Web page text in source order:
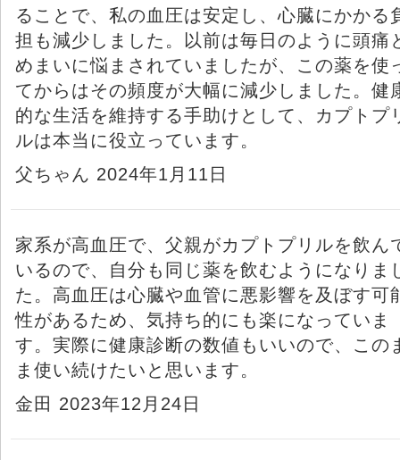
ることで、私の血圧は安定し、心臓にかかる
担も減少しました。以前は毎日のように頭痛
めまいに悩まされていましたが、この薬を使
てからはその頻度が大幅に減少しました。健
的な生活を維持する手助けとして、カプトプ
ルは本当に役立っています。
父ちゃん 2024年1月11日
家系が高血圧で、父親がカプトプリルを飲ん
いるので、自分も同じ薬を飲むようになりま
た。高血圧は心臓や血管に悪影響を及ぼす可
性があるため、気持ち的にも楽になっていま
す。実際に健康診断の数値もいいので、この
ま使い続けたいと思います。
金田 2023年12月24日